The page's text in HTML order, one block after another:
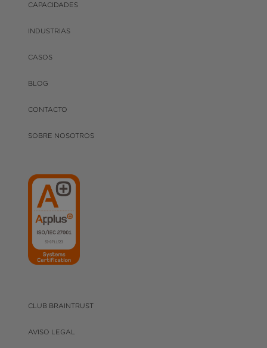
CAPACIDADES
INDUSTRIAS
CASOS
BLOG
CONTACTO
SOBRE NOSOTROS
CLUB BRAINTRUST
AVISO LEGAL